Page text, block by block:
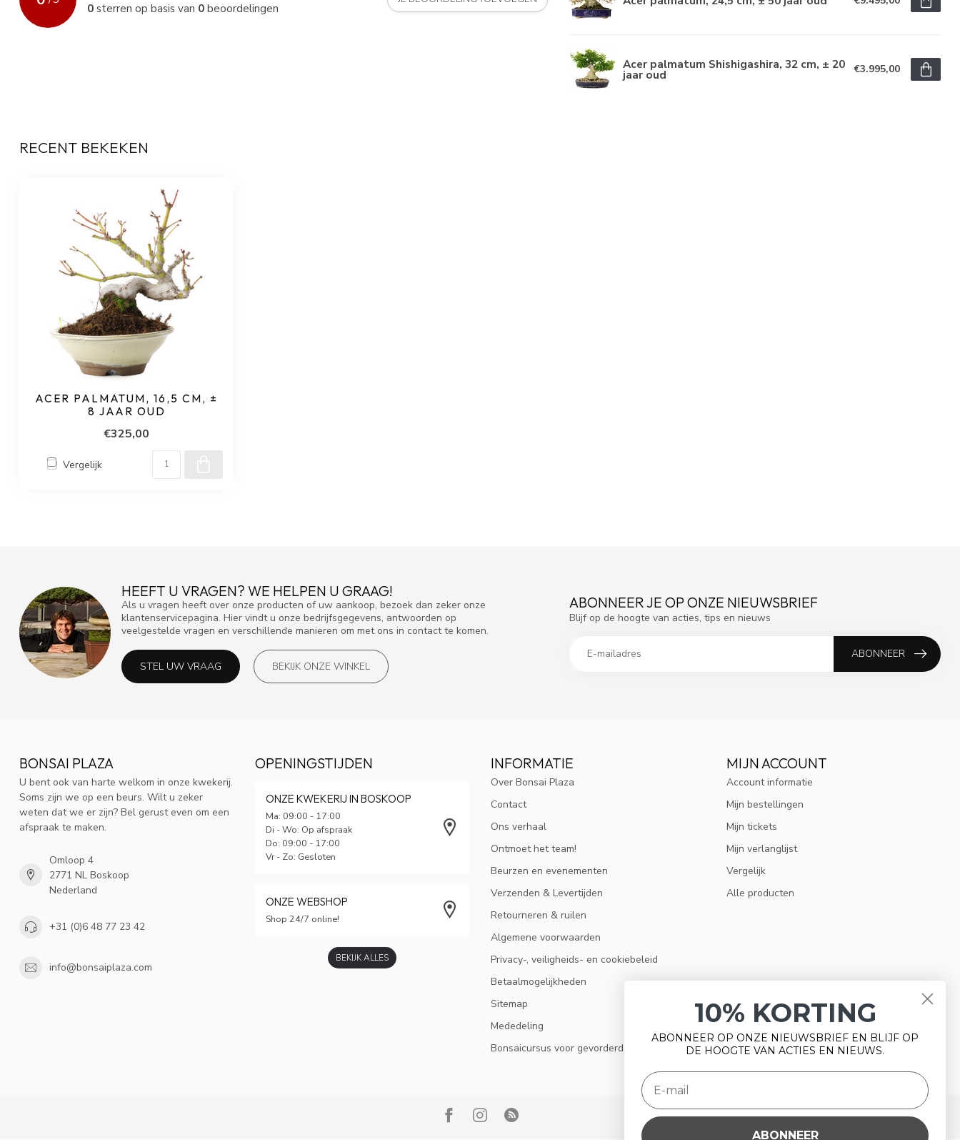
0sterren op basis van 0beoordelingen
Acer palmatum Shishigashira, 32 cm, ± 20
jaar oud €3.995,00
RECENT BEKEKEN
ACER PALMATUM, 16,5 CM, ±
8 JAAR OUD
€325,00
Vergelijk
HEEFT U VRAGEN? WE HELPEN U GRAAG!
Als u vragen heeft over onze producten of uw aankoop, bezoek dan zeker onze
klantenservicepagina. Hier vindt u onze bedrijfsgegevens, antwoorden op
veelgestelde vragen en verschillende manieren om met ons in contact te komen.
STEL UW VRAAG BEKIJK ONZE WINKEL
ABONNEER JE OP ONZE NIEUWSBRIEF
Blijf op de hoogte van acties, tips en nieuws
ABONNEER
BONSAI PLAZA
U bent ook van harte welkom in onze kwekerij.
Soms zijn we op een beurs. Wilt u zeker
weten dat we er zijn? Bel gerust even om een
afspraak te maken.
Omloop 4
2771 NL Boskoop
Nederland
+31 (0)6 48 77 23 42
info@bonsaiplaza.com
OPENINGSTIJDEN
ONZE KWEKERIJ IN BOSKOOP
Ma: 09:00 - 17:00
Di - Wo: Op afspraak
Do: 09:00 - 17:00
Vr - Zo: Gesloten
ONZE WEBSHOP
Shop 24/7 online!
BEKIJK ALLES
INFORMATIE
Over Bonsai Plaza
Contact
Ons verhaal
Ontmoet het team!
Beurzen en evenementen
Verzenden & Levertijden
Retourneren & ruilen
Algemene voorwaarden
Privacy-, veiligheids- en cookiebeleid
Betaalmogelijkheden
Sitemap
Mededeling
Bonsaicursus voor gevorderden
MIJN ACCOUNT
Account informatie
Mijn bestellingen
Mijn tickets
Mijn verlanglijst
Vergelijk
Alle producten
10% KORTING
ABONNEER OP ONZE NIEUWSBRIEF EN BLIJF OP
DE HOOGTE VAN ACTIES EN NIEUWS.
ABONNEER